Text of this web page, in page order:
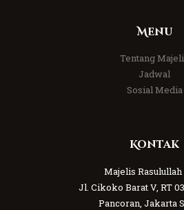
Menu
Tentang
Jadwal
Sosial Media
Kontak
Majelis Rasulullah
Jl. Cikoko Barat V, RT
Pancoran, Jakarta